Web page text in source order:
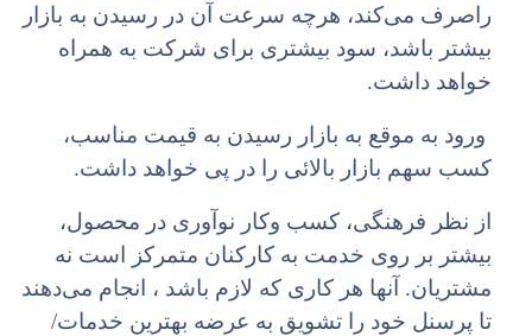
راصرف می‌کند، هرچه سرعت آن در رسیدن به بازار
بیشتر باشد، سود بیشتری برای شرکت به همراه
خواهد داشت.
ورود به موقع به بازار رسیدن به قیمت مناسب،
کسب سهم بازار بالائی را در پی خواهد داشت.
از نظر فرهنگی، کسب وکار نوآوری در محصول،
بیشتر بر روی خدمت به کارکنان متمرکز است نه
مشتریان. آنها هر کاری که لازم باشد ، انجام می‌دهند
تا پرسنل خود را تشویق به عرضه بهترین خدمات/